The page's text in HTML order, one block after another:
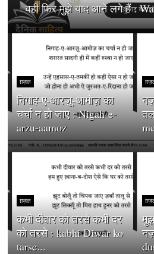
वही फिर मुझे याद आने लगे हैं :
ग़ज़ल
निगाह-ए-आरज़ू-आमोज़ का
चर्चा न हो जाए : Nigah-e-
arzu-aamoz
ग़ज़ल
कभी दीवार को तरसे कभी दर
को तरसे : kabhi Diwar ko
tarse...